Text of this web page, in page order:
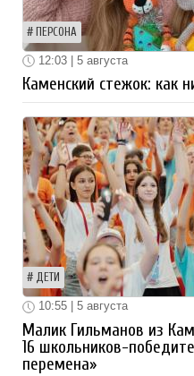
ПЕРСОНА
12:03 | 5 августа
Каменский стежок: как
ДЕТИ
10:55 | 5 августа
Малик Гильманов из
16 школьников-
перемена»